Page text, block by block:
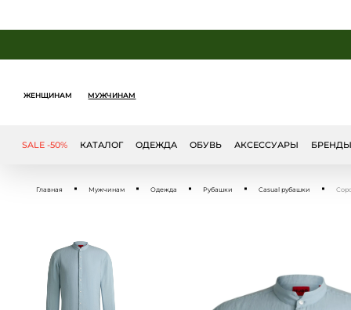
ЖЕНЩИНАМ МУЖЧИНАМ
SALE -50% БРЕНДЫ
КАТАЛОГ ОДЕЖДА ОБУВЬ АКСЕССУАРЫ
Главная Мужчинам Одежда Рубашки Casual рубашки